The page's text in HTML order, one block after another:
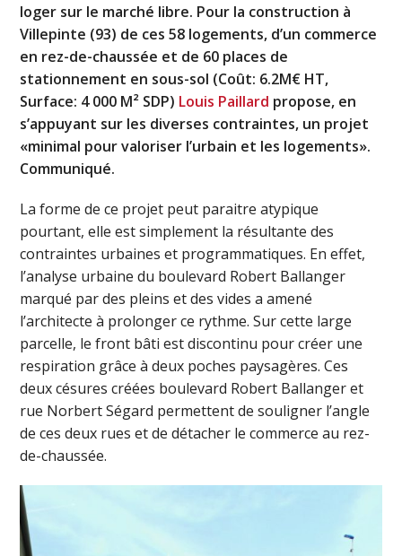
loger sur le marché libre. Pour la construction à
Villepinte (93) de ces 58 logements, d’un commerce
en rez-de-chaussée et de 60 places de
stationnement en sous-sol (Coût: 6.2M€ HT,
Surface: 4 000 M² SDP) Louis Paillard propose, en
s’appuyant sur les diverses contraintes, un projet
«minimal pour valoriser l’urbain et les logements».
Communiqué.
La forme de ce projet peut paraitre atypique
pourtant, elle est simplement la résultante des
contraintes urbaines et programmatiques. En effet,
l’analyse urbaine du boulevard Robert Ballanger
marqué par des pleins et des vides a amené
l’architecte à prolonger ce rythme. Sur cette large
parcelle, le front bâti est discontinu pour créer une
respiration grâce à deux poches paysagères. Ces
deux césures créées boulevard Robert Ballanger et
rue Norbert Ségard permettent de souligner l’angle
de ces deux rues et de détacher le commerce au rez-
de-chaussée.